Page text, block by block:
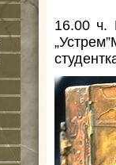
16.00 ч.